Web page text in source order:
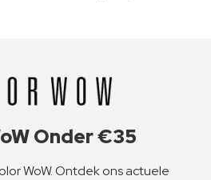
Onder €35
WoW. Ontdek ons actuele